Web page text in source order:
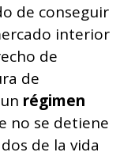
de conseguir
interior
de
de
régimen
no se detiene
de la vida